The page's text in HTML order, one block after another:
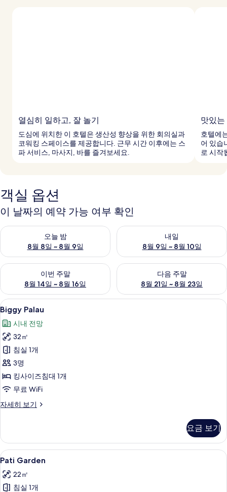
열심히 일하고, 잘 놀기
도심에 위치한 이 호텔은 생산성 향상을 위한 회의실과
코워킹 스페이스를 제공합니다. 근무 시간 이후에는 스
파 서비스, 마사지, 바를 즐겨보세요.
맛있
호텔에
어 있습
로 시작
객실 옵션
이 날짜의 예약 가능 여부 확인
오늘 밤
8월 8일 ~ 8월 9일
오늘 밤 예약 가능 여부 확인, 8월 8일 ~ 8월 9일
내일
8월 9일 ~ 8월 10일
내일 예약 가능 여부 확인, 8월
이번 주말
8월 14일 ~ 8월 16일
이번 주말 예약 가능 여부 확인, 8월 14일 ~ 8월 16일
다음 주말
8월 21일 ~ 8월 23일
다음 주말 예약 가능 여부 확인
Biggy
Palau
사
진
모
두
보
기
Biggy Palau | 이집트산 면 시트, 고급
6
Biggy Palau
시내 전망
32㎡
침실 1개
3명
킹사이즈침대 1개
무료 WiFi
자세히 보기
Biggy
히
보
기
요금 보기
Pati
Garden
사
Pati Garden | 이집트산 면 시트, 고급
4
Pati Garden
22㎡
침실 1개